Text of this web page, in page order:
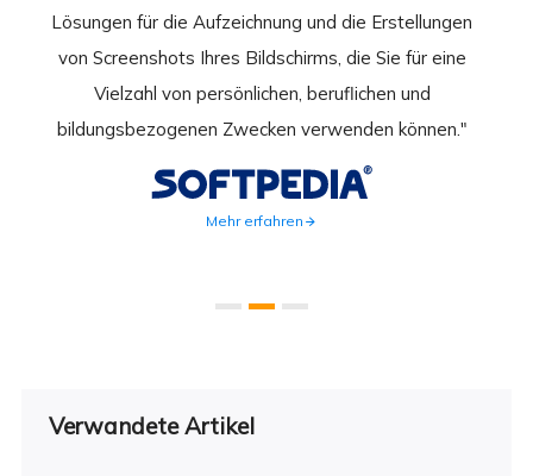
Lösungen für die Aufzeichnung und die Erstellungen
von Screenshots Ihres Bildschirms, die Sie für eine
Vielzahl von persönlichen, beruflichen und
bildungsbezogenen Zwecken verwenden können."
Mehr erfahren
Verwandete Artikel